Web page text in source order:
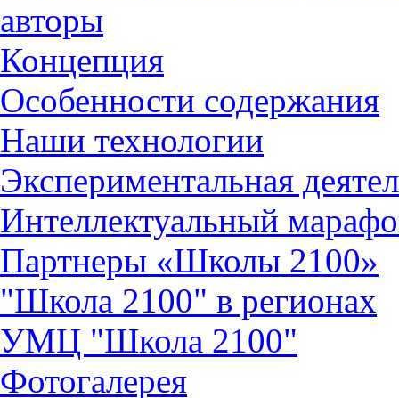
авторы
Концепция
Особенности содержания
Наши технологии
Экспериментальная
Интеллектуальный
Партнеры «Школы 2100»
"Школа 2100" в регионах
УМЦ "Школа 2100"
Фотогалерея